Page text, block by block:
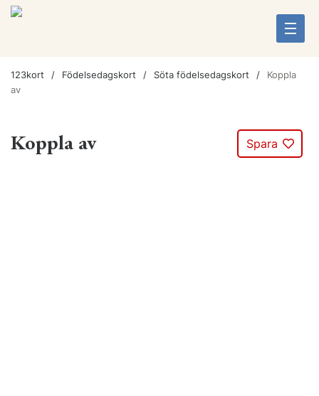
123kort Födelsedagskort Söta födelsedagskort
Koppla
av
Koppla av Spara